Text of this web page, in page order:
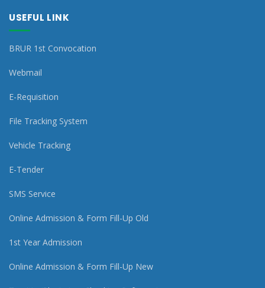
USEFUL LINK
BRUR 1st Convocation
Webmail
E-Requisition
File Tracking System
Vehicle Tracking
E-Tender
SMS Service
Online Admission & Form Fill-Up Old
1st Year Admission
Online Admission & Form Fill-Up New